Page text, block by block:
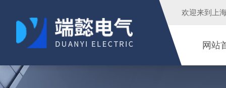
欢迎来到 上
网站